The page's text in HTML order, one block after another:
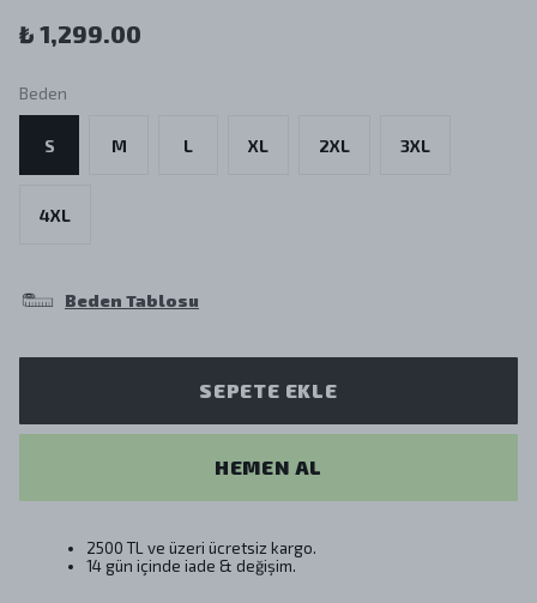
₺ 1,299.00
Beden
S M L XL 2XL 3XL
4XL
Beden Tablosu
SEPETE EKLE
HEMEN AL
2500 TL ve üzeri ücretsiz kargo.
14 gün içinde iade & değişim.